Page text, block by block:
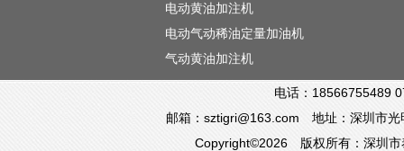
电动黄油加注机
电动气动稀油定量加油机
气动黄油加注机
电话：18566755489
邮箱：sztigri@163.com 地址：深圳市
Copyright©2026 版权所有：深圳